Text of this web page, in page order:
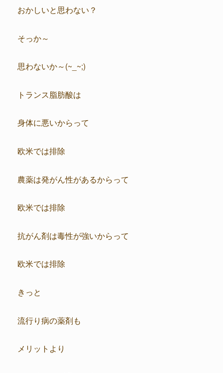
おかしいと思わない？
そっか～
思わないか～(~_~;)
トランス脂肪酸は
身体に悪いからって
欧米では排除
農薬は発がん性があるからって
欧米では排除
抗がん剤は毒性が強いからって
欧米では排除
きっと
流行り病の薬剤も
メリットより